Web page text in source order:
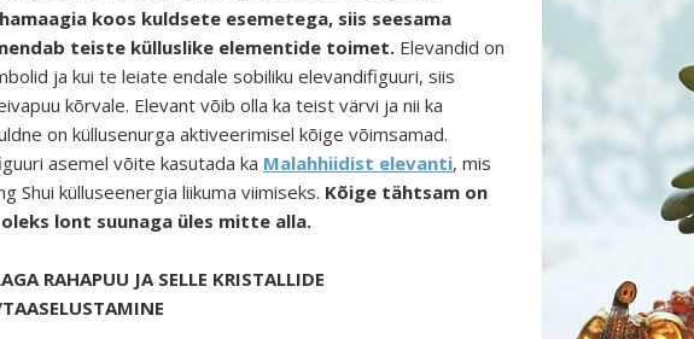
koos kuldsete esemetega, siis seesama
teiste külluslike elementide toimet. Elevandid on
ja kui te leiate endale sobiliku elevandifiguuri, siis
kõrvale. Elevant võib olla ka teist värvi ja nii ka
on küllusenurga aktiveerimisel kõige võimsamad.
asemel võite kasutada ka Malahhiidist elevanti, mis
Shui külluseenergia liikuma viimiseks. Kõige tähtsam on
lont suunaga üles mitte alla.
RAHAPUU JA SELLE KRISTALLIDE